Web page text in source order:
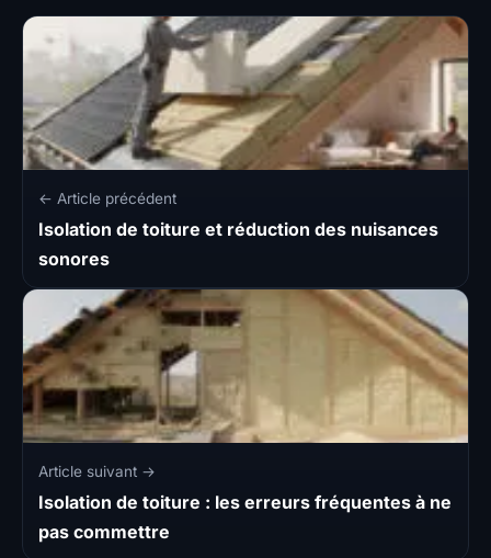
← Article précédent
Isolation de toiture et réduction des nuisances
sonores
Article suivant →
Isolation de toiture : les erreurs fréquentes à ne
pas commettre